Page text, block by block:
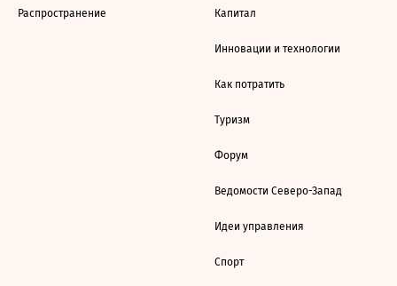
Распространение Капитал
Инновации и технологии
Как потратить
Туризм
Форум
Ведомости Северо-Запад
Идеи управления
Спорт